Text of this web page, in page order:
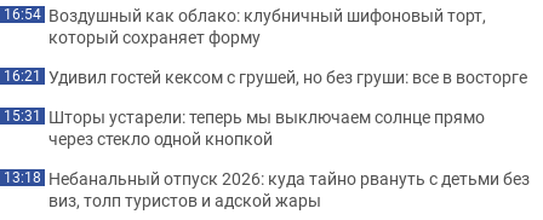
16:54 Воздушный как облако: клубничный шифоновый торт,
который сохраняет форму
16:21 Удивил гостей кексом с грушей, но без груши: все в восторге
15:31 Шторы устарели: теперь мы выключаем солнце прямо
через стекло одной кнопкой
13:18 Небанальный отпуск 2026: куда тайно рвануть с детьми без
виз, толп туристов и адской жары